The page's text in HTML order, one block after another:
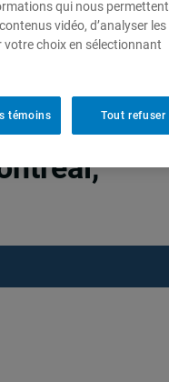
sur
», F.
qui nous permettent
vidéo, d’analyser les
choix en sélectionnant
Tout refuser
témoins